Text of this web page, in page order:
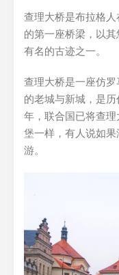
查理大桥是布拉格
的第一座桥梁，以
有名的古迹之一。
查理大桥是一座仿
的老城与新城，是
年，联合国已将查
堡一样，有人说如
游。